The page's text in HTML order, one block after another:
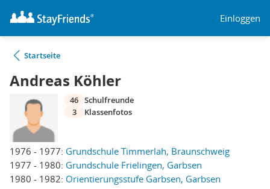
Einloggen
Startseite
Andreas Köhler
1976 - 1977: Grundschule Timmerlah, Braunschweig
1977 - 1980: Grundschule Frielingen, Garbsen
1980 - 1982: Orientierungsstufe Garbsen, Garbsen
46 Schulfreunde
3
Klassenfotos